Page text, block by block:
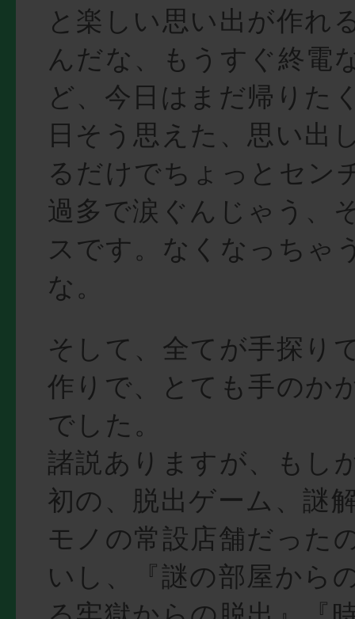
と楽しい思い出が作れ
んだな、もうすぐ終電
ど、今日はまだ帰りた
日そう思えた、思い出
るだけでちょっとセン
過多で涙ぐんじゃう、
スです。なくなっちゃ
な。
そして、全てが手探り
作りで、とても手のか
でした。
諸説ありますが、もし
初の、脱出ゲーム、謎
モノの常設店舗だった
いし、『謎の部屋から